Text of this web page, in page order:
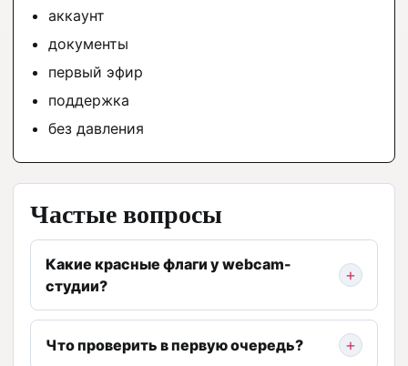
аккаунт
документы
первый эфир
поддержка
без давления
Частые вопросы
Какие красные флаги у webcam-
студии?
Что проверить в первую очередь?